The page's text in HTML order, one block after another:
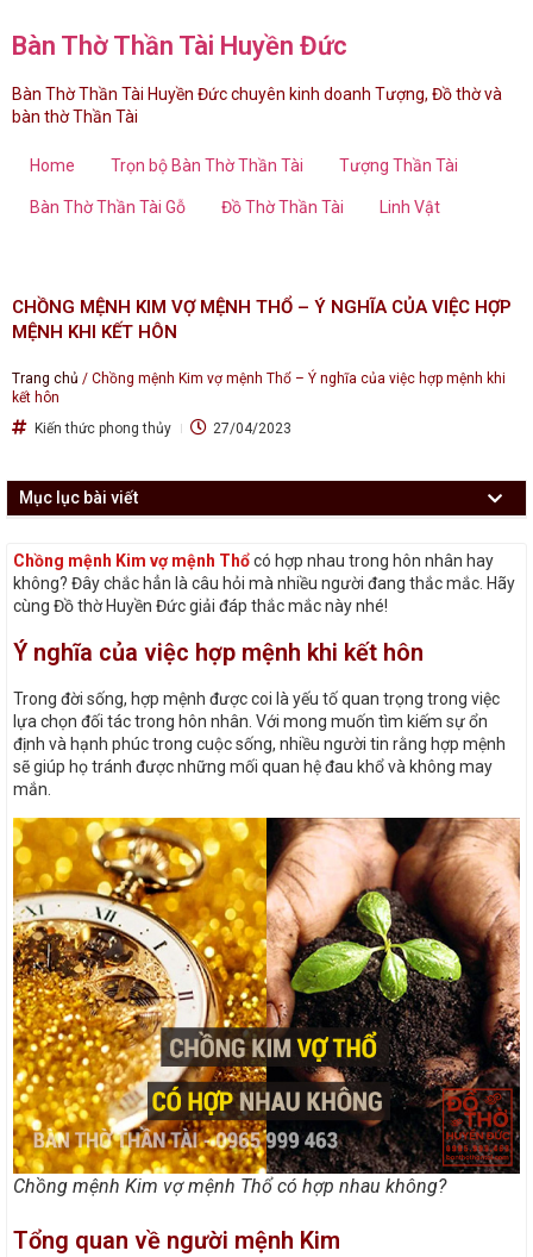
Bàn Thờ Thần Tài Huyền Đức
Bàn Thờ Thần Tài Huyền Đức chuyên kinh doanh Tượng, Đồ thờ và
bàn thờ Thần Tài
Home Trọn bộ Bàn Thờ Thần Tài Tượng Thần Tài
Bàn Thờ Thần Tài Gỗ Đồ Thờ Thần Tài Linh Vật
CHỒNG MỆNH KIM VỢ MỆNH THỔ – Ý NGHĨA CỦA VIỆC HỢP
MỆNH KHI KẾT HÔN
Trang chủ / Chồng mệnh Kim vợ mệnh Thổ – Ý nghĩa của việc hợp mệnh khi
kết hôn
Kiến thức phong thủy
27/04/2023
Mục lục bài viết
Chồng mệnh Kim vợ mệnh Thổcó hợp nhau trong hôn nhân hay
không? Đây chắc hẳn là câu hỏi mà nhiều người đang thắc mắc. Hãy
cùng Đồ thờ Huyền Đức giải đáp thắc mắc này nhé!
Ý nghĩa của việc hợp mệnh khi kết hôn
Trong đời sống, hợp mệnh được coi là yếu tố quan trọng trong việc
lựa chọn đối tác trong hôn nhân. Với mong muốn tìm kiếm sự ổn
định và hạnh phúc trong cuộc sống, nhiều người tin rằng hợp mệnh
sẽ giúp họ tránh được những mối quan hệ đau khổ và không may
mắn.
Chồng mệnh Kim vợ mệnh Thổ có hợp nhau không?
Tổng quan về người mệnh Kim